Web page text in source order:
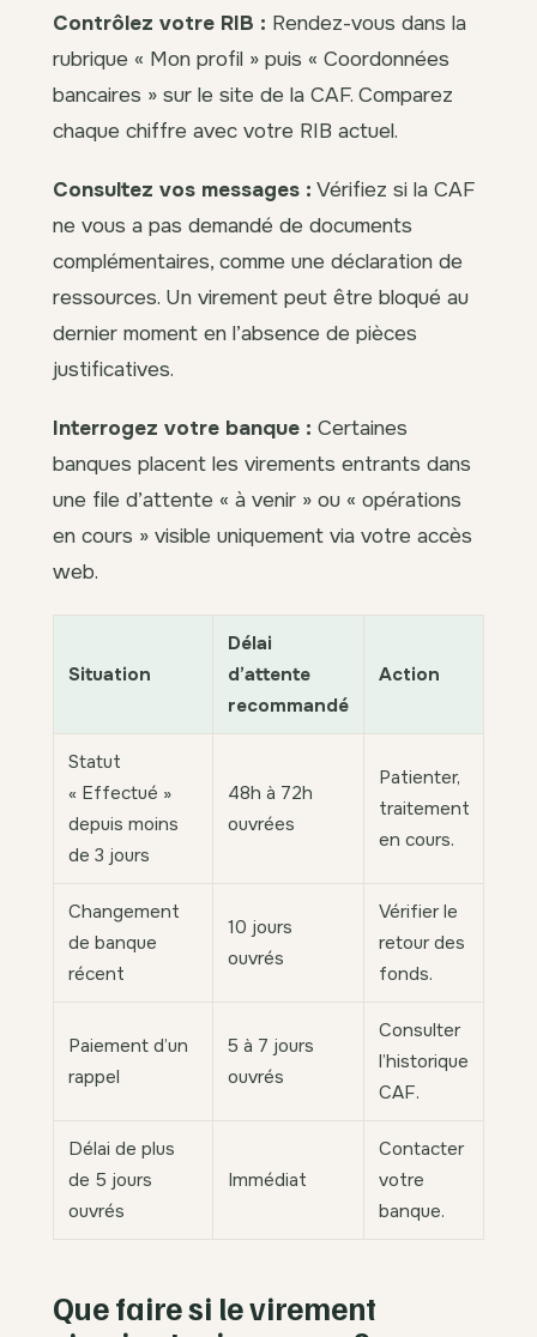
Contrôlez votre RIB : Rendez-vous dans la
rubrique « Mon profil » puis « Coordonnées
bancaires » sur le site de la CAF. Comparez
chaque chiffre avec votre RIB actuel.
Consultez vos messages : Vérifiez si la CAF
ne vous a pas demandé de documents
complémentaires, comme une déclaration de
ressources. Un virement peut être bloqué au
dernier moment en l’absence de pièces
justificatives.
Interrogez votre banque : Certaines
banques placent les virements entrants dans
une file d’attente « à venir » ou « opérations
en cours » visible uniquement via votre accès
web.
Situation
Délai
d’attente
recommandé
Action
Statut
« Effectué »
depuis moins
de 3 jours
48h à 72h
ouvrées
Patienter,
traitement
en cours.
Changement
de banque
récent
10 jours
ouvrés
Vérifier le
retour des
fonds.
Paiement d’un
rappel
5 à 7 jours
ouvrés
Consulter
l’historique
CAF.
Délai de plus
de 5 jours
ouvrés
Immédiat
Contacter
votre
banque.
Que faire si le virement